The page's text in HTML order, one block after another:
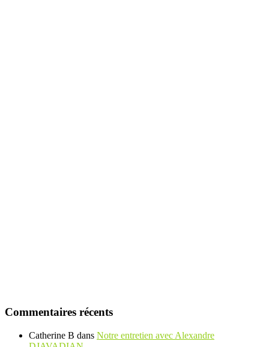
Commentaires récents
Catherine B dans Notre entretien avec Alexandre